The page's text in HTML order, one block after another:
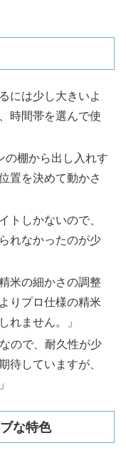
には少し大きいよ
時間帯を選んで使
の棚から出し入れす
置を決めて動かさ
トしかないので、
れなかったのが少
米の細かさの調整
りプロ仕様の精米
れません。」
ので、耐久性が少
待していますが、
な特色